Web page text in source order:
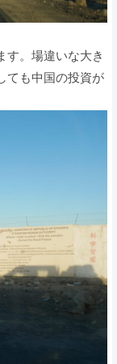
す。場違いな大き
ても中国の投資が